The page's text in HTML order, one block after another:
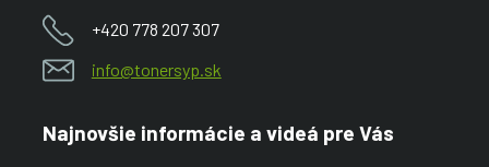
+420 778 207 307
info@tonersyp.sk
Najnovšie informácie a videá pre Vás